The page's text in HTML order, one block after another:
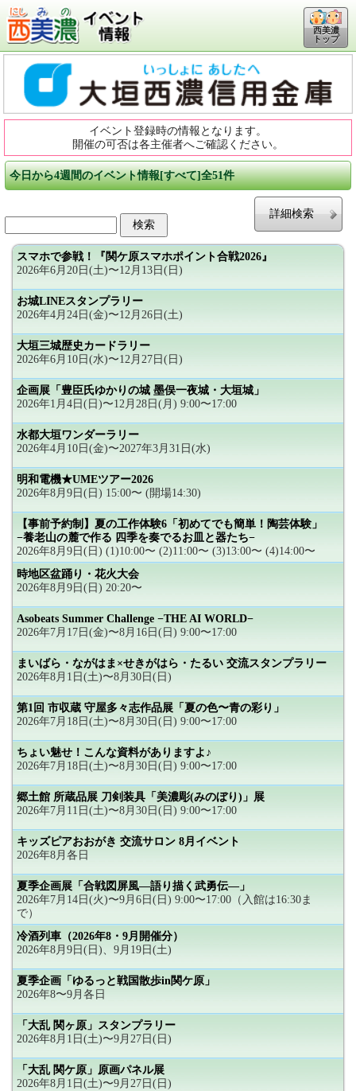
西美濃
トップ
イベント登録時の情報となります。
開催の可否は各主催者へご確認ください。
今日から4週間のイベント情報[すべて]全51件
詳細検索
スマホで参戦！『関ケ原スマホポイント合戦2026』
2026年6月20日(土)〜12月13日(日)
お城LINEスタンプラリー
2026年4月24日(金)〜12月26日(土)
大垣三城歴史カードラリー
2026年6月10日(水)〜12月27日(日)
企画展「豊臣氏ゆかりの城 墨俣一夜城・大垣城」
2026年1月4日(日)〜12月28日(月) 9:00〜17:00
水都大垣ワンダーラリー
2026年4月10日(金)〜2027年3月31日(水)
明和電機★UMEツアー2026
2026年8月9日(日) 15:00〜 (開場14:30)
【事前予約制】夏の工作体験6「初めてでも簡単！陶芸体験」
−養老山の麓で作る 四季を奏でるお皿と器たち−
2026年8月9日(日) (1)10:00〜 (2)11:00〜 (3)13:00〜 (4)14:00〜
時地区盆踊り・花火大会
2026年8月9日(日) 20:20〜
Asobeats Summer Challenge −THE AI WORLD−
2026年7月17日(金)〜8月16日(日) 9:00〜17:00
まいばら・ながはま×せきがはら・たるい 交流スタンプラリー
2026年8月1日(土)〜8月30日(日)
第1回 市収蔵 守屋多々志作品展「夏の色〜青の彩り」
2026年7月18日(土)〜8月30日(日) 9:00〜17:00
ちょい魅せ！こんな資料がありますよ♪
2026年7月18日(土)〜8月30日(日) 9:00〜17:00
郷土館 所蔵品展 刀剣装具「美濃彫(みのぼり)」展
2026年7月11日(土)〜8月30日(日) 9:00〜17:00
キッズピアおおがき 交流サロン 8月イベント
2026年8月各日
夏季企画展「合戦図屏風―語り描く武勇伝―」
2026年7月14日(火)〜9月6日(日) 9:00〜17:00（入館は16:30ま
で）
冷酒列車（2026年8・9月開催分）
2026年8月9日(日)、9月19日(土)
夏季企画「ゆるっと戦国散歩in関ケ原」
2026年8〜9月各日
「大乱 関ヶ原」スタンプラリー
2026年8月1日(土)〜9月27日(日)
「大乱 関ケ原」原画パネル展
2026年8月1日(土)〜9月27日(日)